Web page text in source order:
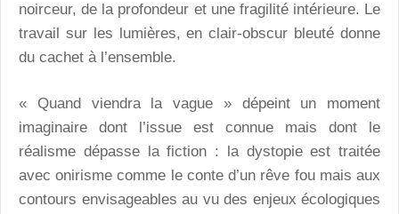
noirceur, de la profondeur et une fragilité intérieure. Le
travail sur les lumières, en clair-obscur bleuté donne
du cachet à l’ensemble.
« Quand viendra la vague » dépeint un moment
imaginaire dont l’issue est connue mais dont le
réalisme dépasse la fiction : la dystopie est traitée
avec onirisme comme le conte d’un rêve fou mais aux
contours envisageables au vu des enjeux écologiques